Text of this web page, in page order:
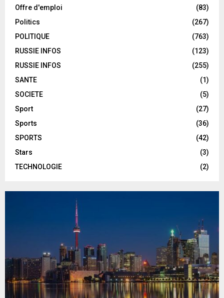
Offre d'emploi
(83)
Politics
(267)
POLITIQUE
(763)
RUSSIE INFOS
(123)
RUSSIE INFOS
(255)
SANTE
(1)
SOCIETE
(5)
Sport
(27)
Sports
(36)
SPORTS
(42)
Stars
(3)
TECHNOLOGIE
(2)